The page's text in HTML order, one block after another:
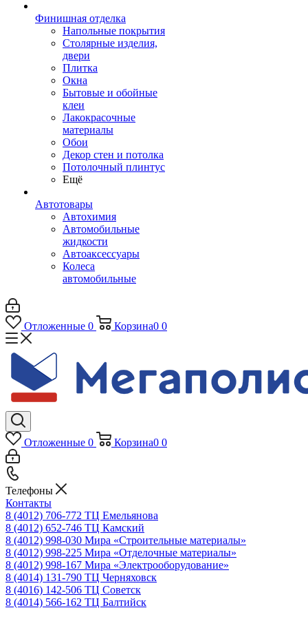
Финишная отделка
Напольные покрытия
Столярные изделия,
двери
Плитка
Окна
Бытовые и обойные
клеи
Лакокрасочные
материалы
Обои
Декор стен и потолка
Потолочный плинтус
Ещё
Автотовары
Автохимия
Автомобильные
жидкости
Автоаксессуары
Колеса
автомобильные
Отложенные 0 Корзина0 0
Отложенные 0 Корзина0 0
Телефоны
Контакты
8 (4012) 706-772 ТЦ Емельянова
8 (4012) 652-746 ТЦ Камский
8 (4012) 998-030 Мира «Строительные материалы»
8 (4012) 998-225 Мира «Отделочные материалы»
8 (4012) 998-167 Мира «Электрооборудование»
8 (4014) 131-790 ТЦ Черняховск
8 (4016) 142-506 ТЦ Советск
8 (4014) 566-162 ТЦ Балтийск